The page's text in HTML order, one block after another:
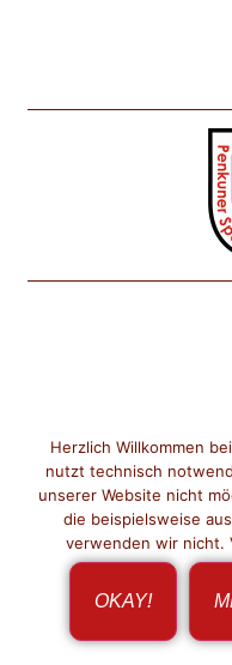
Herzlich Willkommen
nutzt technisch
unserer Website nicht
die beispielsweise
verwenden wir nicht.
OKAY!